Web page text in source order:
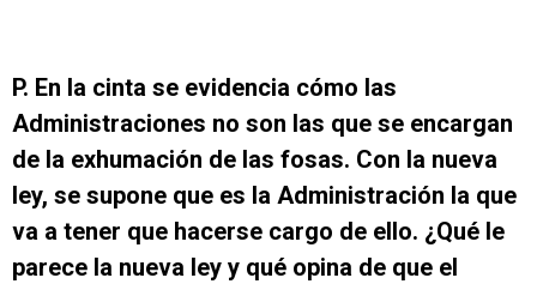
P. En la cinta se evidencia cómo las
Administraciones no son las que se encargan
de la exhumación de las fosas. Con la nueva
ley, se supone que es la Administración la que
va a tener que hacerse cargo de ello. ¿Qué le
parece la nueva ley y qué opina de que el